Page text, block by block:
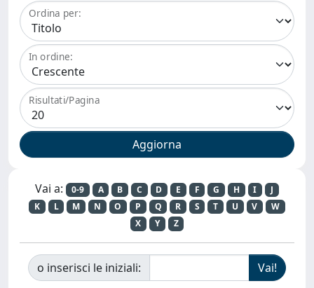
Ordina per:
In ordine:
Risultati/Pagina
Vai a: 0-9 A B C D E F G H I
J
K
L M N O P Q R S T U V
W
X
Y Z
o inserisci le iniziali: